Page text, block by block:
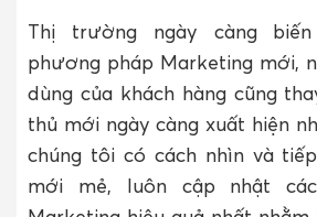
Thị trường ngày càng
phương pháp Marketing mới,
dùng của khách hàng cũng
thủ mới ngày càng xuất hiện
chúng tôi có cách nhìn và
mới mẻ, luôn cập nhật